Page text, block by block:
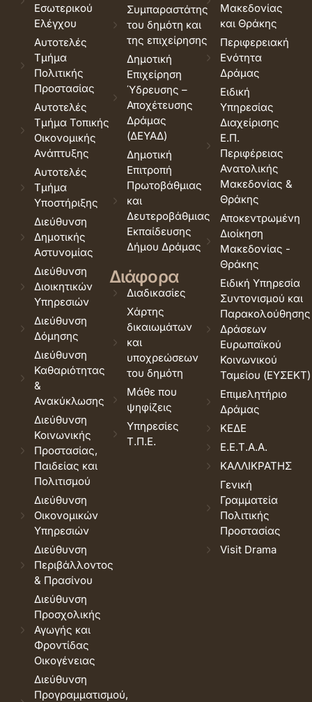
Εσωτερικού
Ελέγχου
Αυτοτελές
Τμήμα
Πολιτικής
Προστασίας
Αυτοτελές
Τμήμα Τοπικής
Οικονομικής
Ανάπτυξης
Αυτοτελές
Τμήμα
Υποστήριξης
Διεύθυνση
Δημοτικής
Αστυνομίας
Διεύθυνση
Διοικητικών
Υπηρεσιών
Διεύθυνση
Δόμησης
Διεύθυνση
Καθαριότητας
&
Ανακύκλωσης
Διεύθυνση
Κοινωνικής
Προστασίας,
Παιδείας και
Πολιτισμού
Διεύθυνση
Οικονομικών
Υπηρεσιών
Διεύθυνση
Περιβάλλοντος
& Πρασίνου
Διεύθυνση
Προσχολικής
Αγωγής και
Φροντίδας
Οικογένειας
Διεύθυνση
Προγραμματισμού,
Συμπαραστάτης
του δημότη και
της επιχείρησης
Δημοτική
Επιχείρηση
Ύδρευσης –
Αποχέτευσης
Δράμας
(ΔΕΥΑΔ)
Δημοτική
Επιτροπή
Πρωτοβάθμιας
και
Δευτεροβάθμιας
Εκπαίδευσης
Δήμου Δράμας
Διάφορα
Διαδικασίες
Χάρτης
δικαιωμάτων
και
υποχρεώσεων
του δημότη
Μάθε που
ψηφίζεις
Υπηρεσίες
Τ.Π.Ε.
Μακεδονίας
και Θράκης
Περιφερειακή
Ενότητα
Δράμας
Ειδική
Υπηρεσίας
Διαχείρισης
Ε.Π.
Περιφέρειας
Ανατολικής
Μακεδονίας &
Θράκης
Αποκεντρωμένη
Διοίκηση
Μακεδονίας -
Θράκης
Ειδική Υπηρεσία
Συντονισμού και
Παρακολούθησης
Δράσεων
Ευρωπαϊκού
Κοινωνικού
Ταμείου (ΕΥΣΕΚΤ)
Επιμελητήριο
Δράμας
ΚΕΔΕ
Ε.Ε.Τ.Α.Α.
ΚΑΛΛΙΚΡΑΤΗΣ
Γενική
Γραμματεία
Πολιτικής
Προστασίας
Visit Drama